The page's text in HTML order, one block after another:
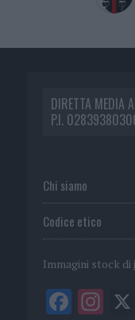
DIRETTA MEDIA
P.I.
Chi siamo
Codice etico
Immagini stock di